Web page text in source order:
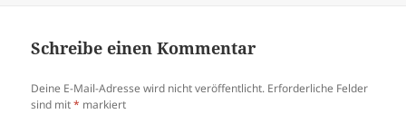
Schreibe einen Kommentar
Deine E-Mail-Adresse wird nicht veröffentlicht. Erforderliche Felder
sind mit* markiert